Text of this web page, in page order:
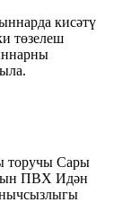
кисәтү
төзелеш